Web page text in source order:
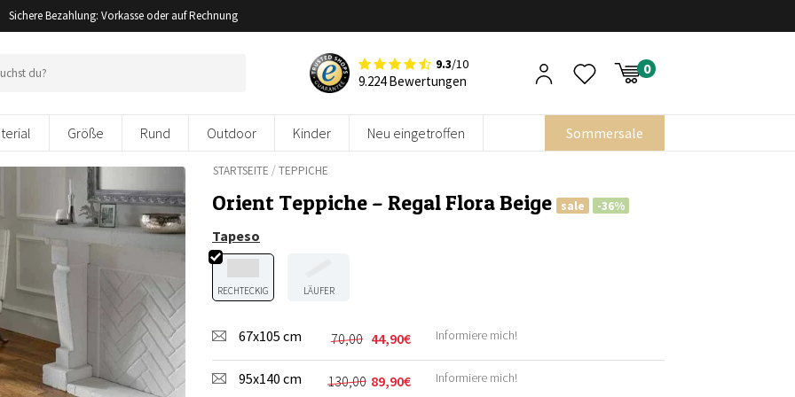
Sichere Bezahlung: Vorkasse oder auf Rechnung
9.3/10
9.224 Bewertungen
Größe Rund Outdoor Kinder Neu eingetroffen Sommersale
STARTSEITE /TEPPICHE
Orient Teppiche – Regal Flora Beige sale -36%
Tapeso
RECHTECKIG LÄUFER
67x105 cm 70,00
Ursprünglicher
Preis
war:
44,90€
Aktueller
Preis
ist:
Informiere mich!
95x140 cm 130,00
Ursprünglicher
89,90€
Aktueller Informiere mich!